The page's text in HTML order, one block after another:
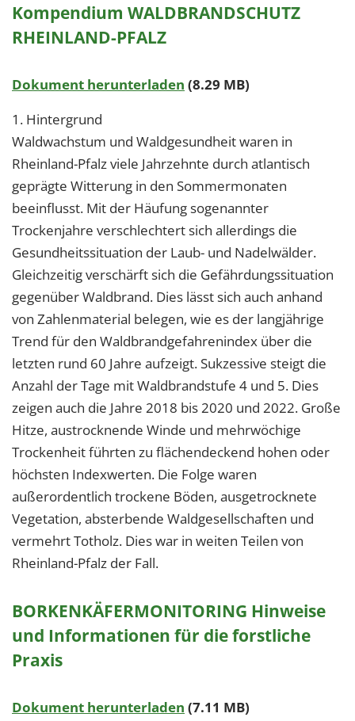
Kompendium WALDBRANDSCHUTZ
RHEINLAND-PFALZ
Dokument herunterladen (8.29 MB)
1. Hintergrund
Waldwachstum und Waldgesundheit waren in
Rheinland-Pfalz viele Jahrzehnte durch atlantisch
geprägte Witterung in den Sommermonaten
beeinflusst. Mit der Häufung sogenannter
Trockenjahre verschlechtert sich allerdings die
Gesundheitssituation der Laub- und Nadelwälder.
Gleichzeitig verschärft sich die Gefährdungssituation
gegenüber Waldbrand. Dies lässt sich auch anhand
von Zahlenmaterial belegen, wie es der langjährige
Trend für den Waldbrandgefahrenindex über die
letzten rund 60 Jahre aufzeigt. Sukzessive steigt die
Anzahl der Tage mit Waldbrandstufe 4 und 5. Dies
zeigen auch die Jahre 2018 bis 2020 und 2022. Große
Hitze, austrocknende Winde und mehrwöchige
Trockenheit führten zu flächendeckend hohen oder
höchsten Indexwerten. Die Folge waren
außerordentlich trockene Böden, ausgetrocknete
Vegetation, absterbende Waldgesellschaften und
vermehrt Totholz. Dies war in weiten Teilen von
Rheinland-Pfalz der Fall.
BORKENKÄFERMONITORING Hinweise
und Informationen für die forstliche
Praxis
Dokument herunterladen (7.11 MB)